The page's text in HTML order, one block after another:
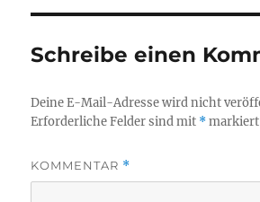
Schreibe einen
Deine E-Mail-Adresse wird nicht
Erforderliche Felder sind mit *markiert
KOMMENTAR *